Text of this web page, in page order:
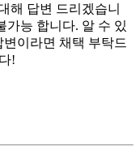
해 답변 드리겠습니
가능 합니다. 알 수 있
이라면 채택 부탁드
!